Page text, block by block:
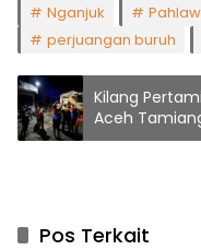
Nganjuk
perjuangan buruh
Kilang
Aceh
Bencana
Pos Terkait